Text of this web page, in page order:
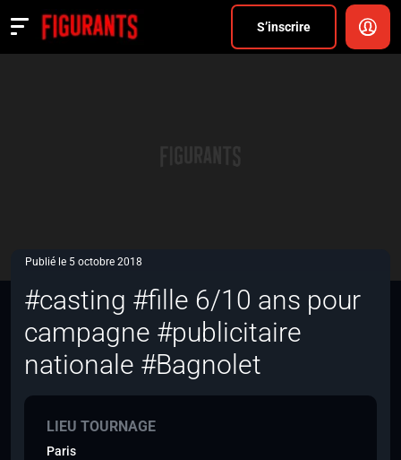
S’inscrire
Actualités
Publié le 5 octobre 2018
#casting #fille 6/10 ans pour
campagne #publicitaire
nationale #Bagnolet
LIEU TOURNAGE
Paris